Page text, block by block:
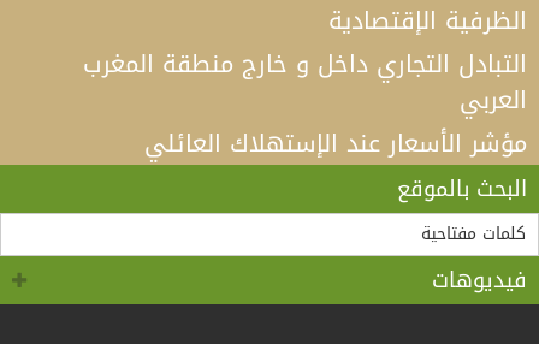
الظرفية الإقتصادية
التبادل التجاري داخل و خارج منطقة المغرب
العربي
مؤشر الأسعار عند الإستهلاك العائلي
البحث بالموقع
فيديوهات
لقاء الأمين العام لاتحاد المغرب العربي، السيد طارق بن
سالم.بالسيد وزير الشؤون الخارجية والجالية الوطنية
بالخارج، السيد أحمد عطاف
فيديو كلمة الأمين العام لاتحاد المغرب العربي أ.د الطيب
البكوش في الندوة الخامسة التي تنظمها منظمة
“مادثينك” MedThink 5+5 حول موضوع:”أي آفاق لحوار
5+5 متوسط متحول؟ تأقلم مشترك مع واقع ما بعد جائحة
كوفيد 19 “